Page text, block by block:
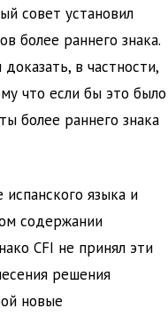
совет установил
более раннего знака.
в частности,
что если бы это было
более раннего знака
языка и
содержании
CFI не принял эти
решения
новые